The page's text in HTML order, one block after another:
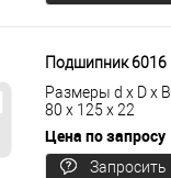
Подшипник 6016
Размеры d x D x B
80 x 125 x 22
Цена по запросу
Запросить